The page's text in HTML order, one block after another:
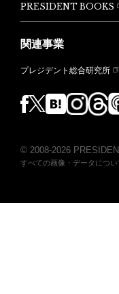
PRESIDENT BOOKS
関連事業
プレジデント総合研究所
© 2008-2026
すべての画像・データにつ